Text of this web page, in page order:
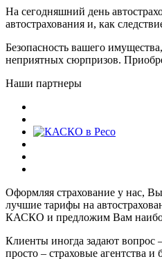
На сегодняшний день
автострахования и, как
Безопасность вашего
неприятных сюрпризов.
Наши партнеры
Оформляя страхование у нас,
лучшие тарифы на
КАСКО и предложим Вам
Клиенты иногда задают вопрос
просто – страховые агентства